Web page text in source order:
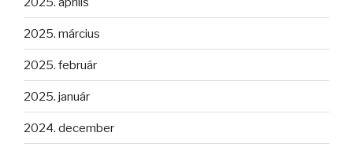
2025. március
2025. február
2025. január
2024. december